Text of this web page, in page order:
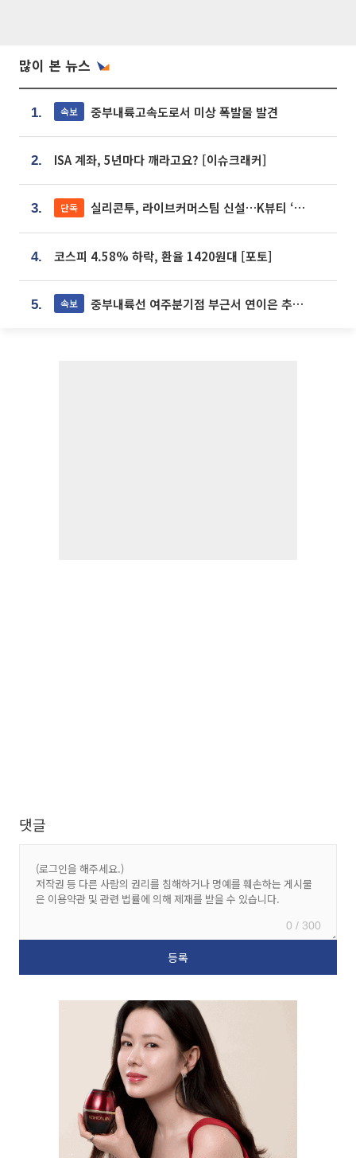
많이 본 뉴스
1. 속보 중부내륙고속도로서 미상 폭발물 발견
2. ISA 계좌, 5년마다 깨라고요? [이슈크래커]
3. 단독 실리콘투, 라이브커머스팀 신설…K뷰티 ‘글로벌 판매망’ 확대[K뷰티 라방戰]
4. 코스피 4.58% 하락, 환율 1420원대 [포토]
5. 속보 중부내륙선 여주분기점 부근서 연이은 추돌사고 발생
댓글
0 / 300